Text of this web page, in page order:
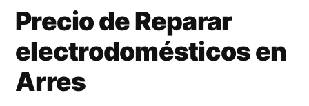
Precio de Reparar
electrodomésticos en
Arres